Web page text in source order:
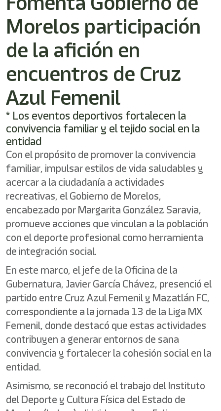
Morelos participación
de la afición en
encuentros de Cruz
Azul Femenil
* Los eventos deportivos fortalecen la
convivencia familiar y el tejido social en la
entidad
Con el propósito de promover la convivencia
familiar, impulsar estilos de vida saludables y
acercar a la ciudadanía a actividades
recreativas, el Gobierno de Morelos,
encabezado por Margarita González Saravia,
promueve acciones que vinculan a la población
con el deporte profesional como herramienta
de integración social.
En este marco, el jefe de la Oficina de la
Gubernatura, Javier García Chávez, presenció el
partido entre Cruz Azul Femenil y Mazatlán FC,
correspondiente a la jornada 13 de la Liga MX
Femenil, donde destacó que estas actividades
contribuyen a generar entornos de sana
convivencia y fortalecer la cohesión social en la
entidad.
Asimismo, se reconoció el trabajo del Instituto
del Deporte y Cultura Física del Estado de